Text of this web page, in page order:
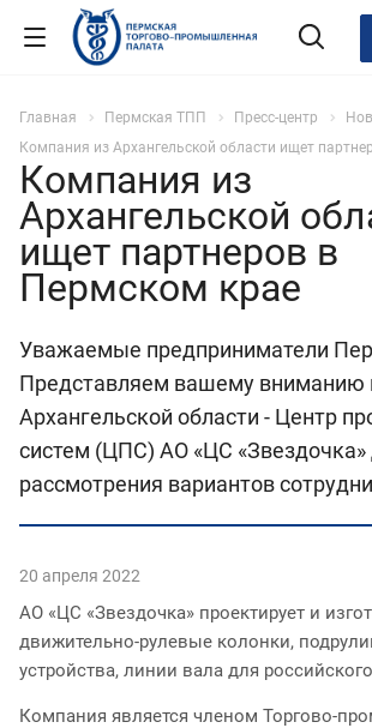
Главная Пермская ТПП Пресс-центр
Компания из Архангельской области ищет
Компания из
Архангельской
ищет партнеров в
Пермском крае
Уважаемые предприниматели
Представляем вашему вниманию
Архангельской области - Центр
систем (ЦПС) АО «ЦС «Звездочка»
рассмотрения вариантов
20 апреля 2022
АО «ЦС «Звездочка» проектирует и
движительно-рулевые колонки,
устройства, линии вала для
Компания является членом Торгово-